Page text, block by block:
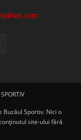
Sportiv. Nici o
site-ului fără